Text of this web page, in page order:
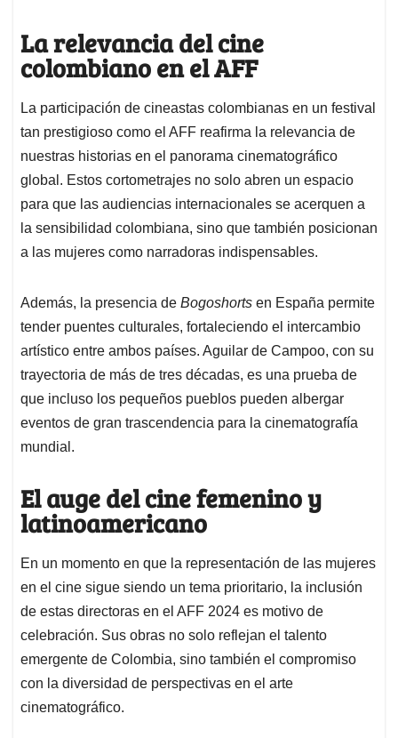
La relevancia del cine
colombiano en el AFF
La participación de cineastas colombianas en un festival
tan prestigioso como el AFF reafirma la relevancia de
nuestras historias en el panorama cinematográfico
global. Estos cortometrajes no solo abren un espacio
para que las audiencias internacionales se acerquen a
la sensibilidad colombiana, sino que también posicionan
a las mujeres como narradoras indispensables.
Además, la presencia de Bogoshorts en España permite
tender puentes culturales, fortaleciendo el intercambio
artístico entre ambos países. Aguilar de Campoo, con su
trayectoria de más de tres décadas, es una prueba de
que incluso los pequeños pueblos pueden albergar
eventos de gran trascendencia para la cinematografía
mundial.
El auge del cine femenino y
latinoamericano
En un momento en que la representación de las mujeres
en el cine sigue siendo un tema prioritario, la inclusión
de estas directoras en el AFF 2024 es motivo de
celebración. Sus obras no solo reflejan el talento
emergente de Colombia, sino también el compromiso
con la diversidad de perspectivas en el arte
cinematográfico.